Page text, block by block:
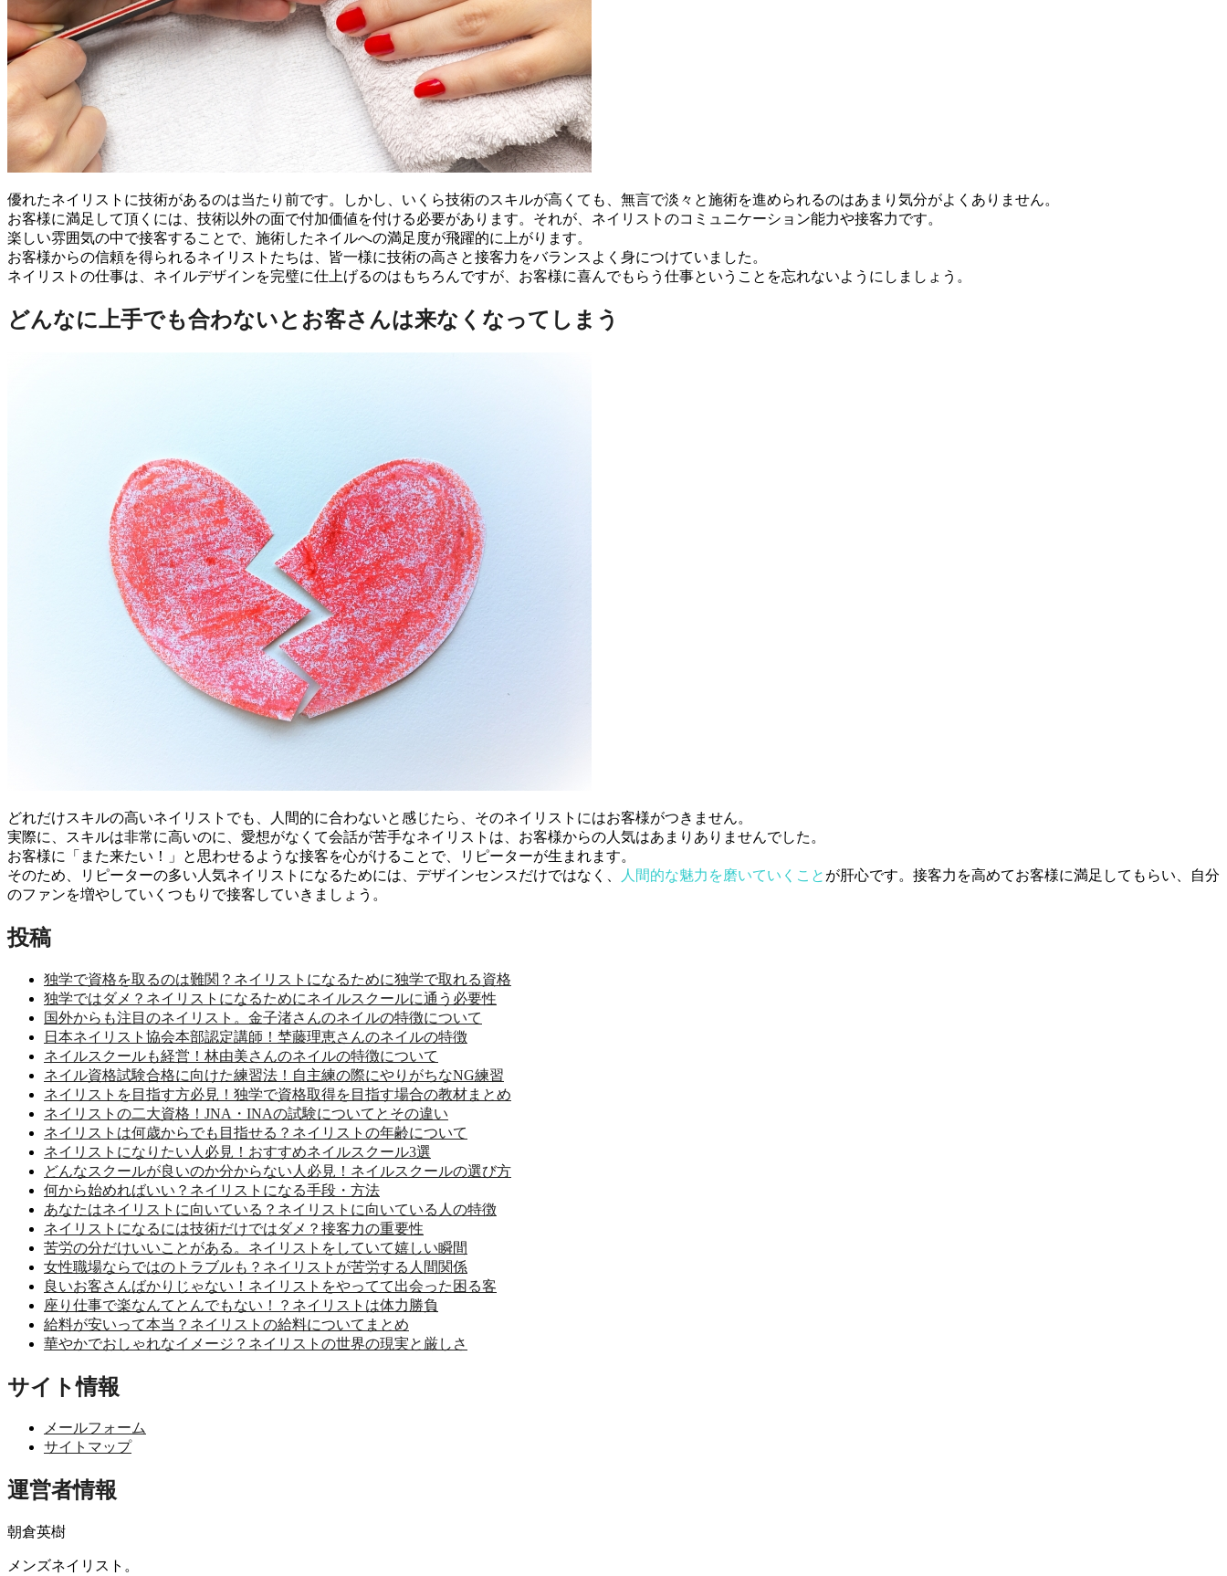
優れたネイリストに技術があるのは当たり前です。しかし、いくら技術のスキルが高くても、無言で淡々と施術を進められるのはあまり気分がよくありません。
お客様に満足して頂くには、技術以外の面で付加価値を付ける必要があります。それが、ネイリストのコミュニケーション能力や接客力です。
楽しい雰囲気の中で接客することで、施術したネイルへの満足度が飛躍的に上がります。
お客様からの信頼を得られるネイリストたちは、皆一様に技術の高さと接客力をバランスよく身につけていました。
ネイリストの仕事は、ネイルデザインを完璧に仕上げるのはもちろんですが、お客様に喜んでもらう仕事ということを忘れないようにしましょう。
どんなに上手でも合わないとお客さんは来なくなってしまう
どれだけスキルの高いネイリストでも、人間的に合わないと感じたら、そのネイリストにはお客様がつきません。
実際に、スキルは非常に高いのに、愛想がなくて会話が苦手なネイリストは、お客様からの人気はあまりありませんでした。
お客様に「また来たい！」と思わせるような接客を心がけることで、リピーターが生まれます。
そのため、リピーターの多い人気ネイリストになるためには、デザインセンスだけではなく、
人間的な魅力を磨いていくこと が肝心です。接客力を高めてお客様に満足してもらい、自分
のファンを増やしていくつもりで接客していきましょう。
投稿
独学で資格を取るのは難関？ネイリストになるために独学で取れる資格
独学ではダメ？ネイリストになるためにネイルスクールに通う必要性
国外からも注目のネイリスト。金子渚さんのネイルの特徴について
日本ネイリスト協会本部認定講師！埜藤理恵さんのネイルの特徴
ネイルスクールも経営！林由美さんのネイルの特徴について
ネイル資格試験合格に向けた練習法！自主練の際にやりがちなNG練習
ネイリストを目指す方必見！独学で資格取得を目指す場合の教材まとめ
ネイリストの二大資格！JNA・INAの試験についてとその違い
ネイリストは何歳からでも目指せる？ネイリストの年齢について
ネイリストになりたい人必見！おすすめネイルスクール3選
どんなスクールが良いのか分からない人必見！ネイルスクールの選び方
何から始めればいい？ネイリストになる手段・方法
あなたはネイリストに向いている？ネイリストに向いている人の特徴
ネイリストになるには技術だけではダメ？接客力の重要性
苦労の分だけいいことがある。ネイリストをしていて嬉しい瞬間
女性職場ならではのトラブルも？ネイリストが苦労する人間関係
良いお客さんばかりじゃない！ネイリストをやってて出会った困る客
座り仕事で楽なんてとんでもない！？ネイリストは体力勝負
給料が安いって本当？ネイリストの給料についてまとめ
華やかでおしゃれなイメージ？ネイリストの世界の現実と厳しさ
サイト情報
メールフォーム
サイトマップ
運営者情報
朝倉英樹
メンズネイリスト。